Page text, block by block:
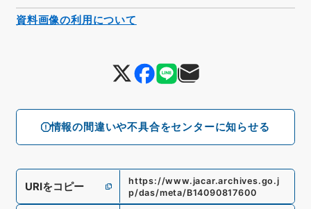
情報の間違いや不具合をセンターに知らせる
URIをコピー
https://www.jacar.archives.go.j
p/das/meta/B14090817600
資料画像の利用について